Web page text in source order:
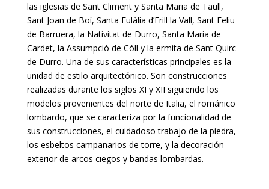
las iglesias de Sant Climent y Santa Maria de Taüll,
Sant Joan de Boí, Santa Eulàlia d’Erill la Vall, Sant Feliu
de Barruera, la Nativitat de Durro, Santa Maria de
Cardet, la Assumpció de Cóll y la ermita de Sant Quirc
de Durro. Una de sus características principales es la
unidad de estilo arquitectónico. Son construcciones
realizadas durante los siglos XI y XII siguiendo los
modelos provenientes del norte de Italia, el románico
lombardo, que se caracteriza por la funcionalidad de
sus construcciones, el cuidadoso trabajo de la piedra,
los esbeltos campanarios de torre, y la decoración
exterior de arcos ciegos y bandas lombardas.